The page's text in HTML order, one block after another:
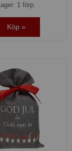
Lager: 1 förp.
Köp »